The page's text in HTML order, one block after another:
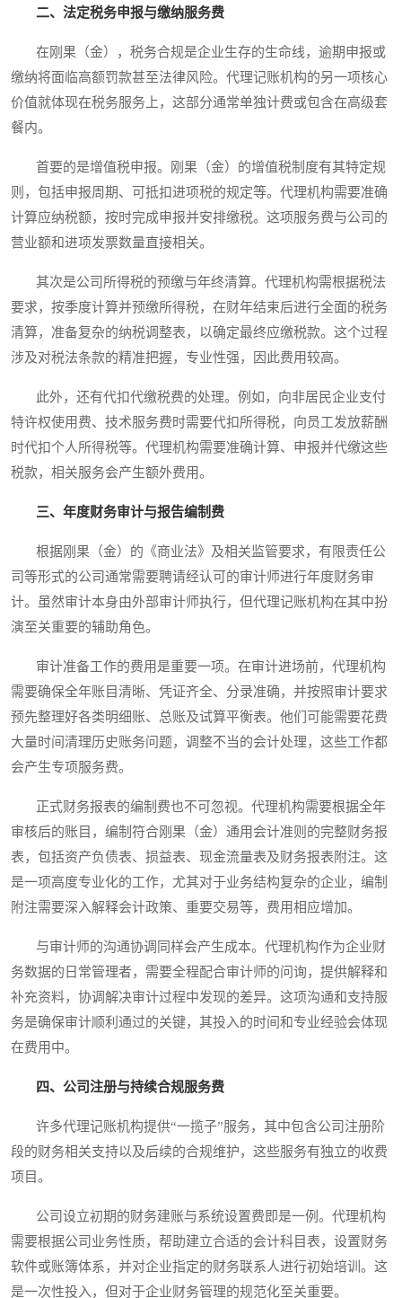
二、法定税务申报与缴纳服务费
在刚果（金），税务合规是企业生存的生命线，逾期申报或
缴纳将面临高额罚款甚至法律风险。代理记账机构的另一项核心
价值就体现在税务服务上，这部分通常单独计费或包含在高级套
餐内。
首要的是增值税申报。刚果（金）的增值税制度有其特定规
则，包括申报周期、可抵扣进项税的规定等。代理机构需要准确
计算应纳税额，按时完成申报并安排缴税。这项服务费与公司的
营业额和进项发票数量直接相关。
其次是公司所得税的预缴与年终清算。代理机构需根据税法
要求，按季度计算并预缴所得税，在财年结束后进行全面的税务
清算，准备复杂的纳税调整表，以确定最终应缴税款。这个过程
涉及对税法条款的精准把握，专业性强，因此费用较高。
此外，还有代扣代缴税费的处理。例如，向非居民企业支付
特许权使用费、技术服务费时需要代扣所得税，向员工发放薪酬
时代扣个人所得税等。代理机构需要准确计算、申报并代缴这些
税款，相关服务会产生额外费用。
三、年度财务审计与报告编制费
根据刚果（金）的《商业法》及相关监管要求，有限责任公
司等形式的公司通常需要聘请经认可的审计师进行年度财务审
计。虽然审计本身由外部审计师执行，但代理记账机构在其中扮
演至关重要的辅助角色。
审计准备工作的费用是重要一项。在审计进场前，代理机构
需要确保全年账目清晰、凭证齐全、分录准确，并按照审计要求
预先整理好各类明细账、总账及试算平衡表。他们可能需要花费
大量时间清理历史账务问题，调整不当的会计处理，这些工作都
会产生专项服务费。
正式财务报表的编制费也不可忽视。代理机构需要根据全年
审核后的账目，编制符合刚果（金）通用会计准则的完整财务报
表，包括资产负债表、损益表、现金流量表及财务报表附注。这
是一项高度专业化的工作，尤其对于业务结构复杂的企业，编制
附注需要深入解释会计政策、重要交易等，费用相应增加。
与审计师的沟通协调同样会产生成本。代理机构作为企业财
务数据的日常管理者，需要全程配合审计师的问询，提供解释和
补充资料，协调解决审计过程中发现的差异。这项沟通和支持服
务是确保审计顺利通过的关键，其投入的时间和专业经验会体现
在费用中。
四、公司注册与持续合规服务费
许多代理记账机构提供“一揽子”服务，其中包含公司注册阶
段的财务相关支持以及后续的合规维护，这些服务有独立的收费
项目。
公司设立初期的财务建账与系统设置费即是一例。代理机构
需要根据公司业务性质，帮助建立合适的会计科目表，设置财务
软件或账簿体系，并对企业指定的财务联系人进行初始培训。这
是一次性投入，但对于企业财务管理的规范化至关重要。